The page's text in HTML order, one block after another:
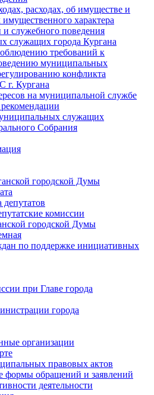
расходах, об имуществе и
имущественного характера
служебного поведения
служащих города Кургана
требований к
муниципальных
конфликта
г. Кургана
на муниципальной службе
служащих
Cобрания
городской Думы
комиссии
городской Думы
по поддержке инициативных
при Главе города
города
организации
правовых актов
формы обращений и заявлений
деятельности